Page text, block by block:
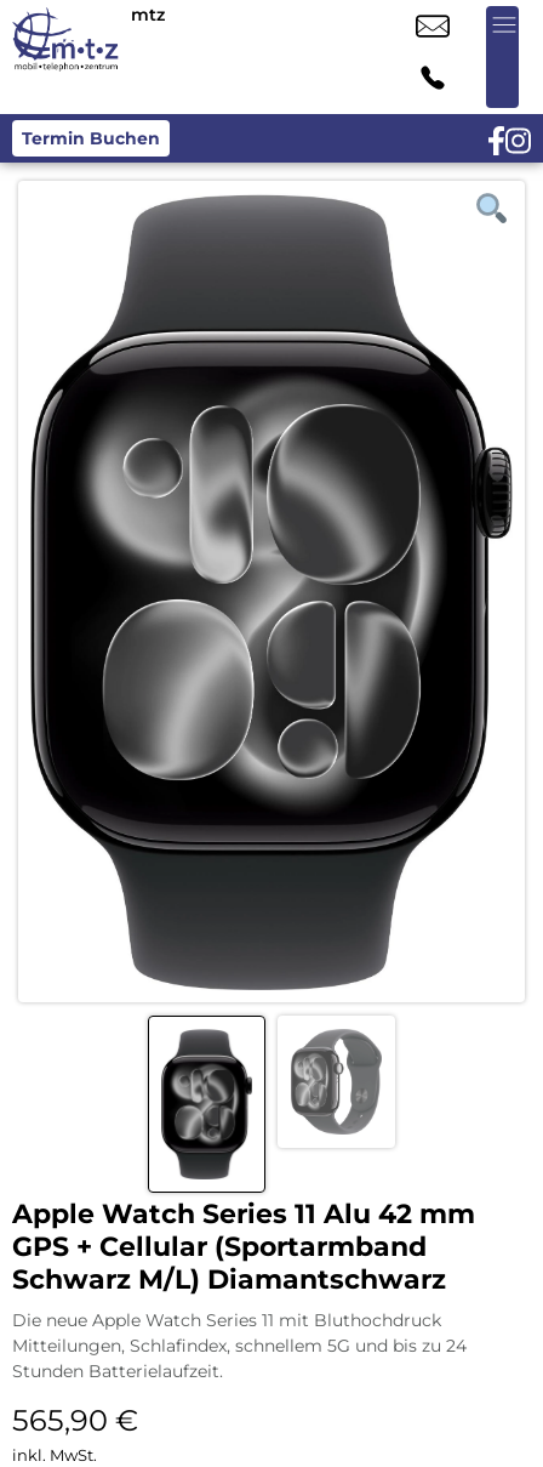
mtz
Termin Buchen
Apple Watch Series 11 Alu 42 mm
GPS + Cellular (Sportarmband
Schwarz M/L) Diamantschwarz
Die neue Apple Watch Series 11 mit Bluthochdruck
Mitteilungen, Schlafindex, schnellem 5G und bis zu 24
Stunden Batterielaufzeit.
565,90 €
inkl. MwSt.